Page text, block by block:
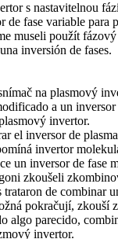
s nastavitelnou
de fase variable para
museli použít
inversión de fases.
na plasmový
a un inversor
invertor.
el inversor de
invertor
un inversor de fase
zkoušeli
de combinar
pokračují, zkouší
algo parecido,
invertor.